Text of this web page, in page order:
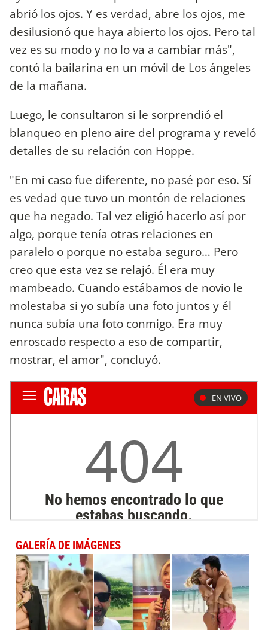
abrió los ojos. Y es verdad, abre los ojos, me
desilusionó que haya abierto los ojos. Pero tal
vez es su modo y no lo va a cambiar más",
contó la bailarina en un móvil de Los ángeles
de la mañana.
Luego, le consultaron si le sorprendió el
blanqueo en pleno aire del programa y reveló
detalles de su relación con Hoppe.
"En mi caso fue diferente, no pasé por eso. Sí
es vedad que tuvo un montón de relaciones
que ha negado. Tal vez eligió hacerlo así por
algo, porque tenía otras relaciones en
paralelo o porque no estaba seguro… Pero
creo que esta vez se relajó. Él era muy
mambeado. Cuando estábamos de novio le
molestaba si yo subía una foto juntos y él
nunca subía una foto conmigo. Era muy
enroscado respecto a eso de compartir,
mostrar, el amor", concluyó.
GALERÍA DE IMÁGENES